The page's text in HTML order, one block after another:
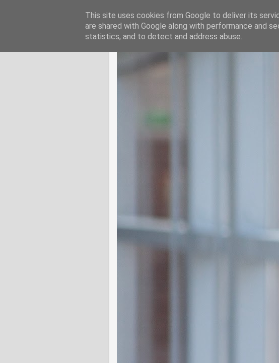
This site uses cookies from Google to deliver its
are shared with Google along with performance and
statistics, and to detect and address abuse.